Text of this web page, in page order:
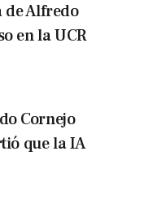
de Alfredo
en la UCR
Cornejo
que la IA